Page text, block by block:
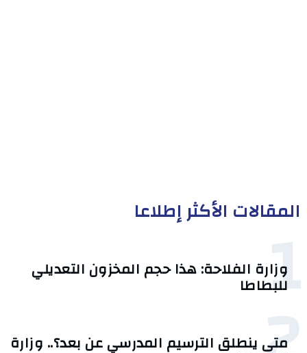
المقالات الأكثر إطلاعا
1
وزارة الفلاحة: هذا حجم المخزون التعديلي
للبطاطا
متى ينطلق الترسيم المدرسي عن بعد؟.. وزارة